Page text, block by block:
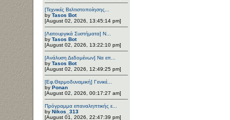
[Τεχνικές Βελτιστοποίησης...
by Tasos Bot
[August 02, 2026, 13:45:14 pm]
[Λειτουργικά Συστήματα] Ν...
by Tasos Bot
[August 02, 2026, 13:22:10 pm]
[Ανάλυση Δεδομένων] Να επ...
by Tasos Bot
[August 02, 2026, 12:49:25 pm]
[Εφ.Θερμοδυναμική] Γενικέ...
by Ponan
[August 02, 2026, 00:17:27 am]
Πρόγραμμα επαναληπτικής ε...
by Nikos_313
[August 01, 2026, 22:47:39 pm]